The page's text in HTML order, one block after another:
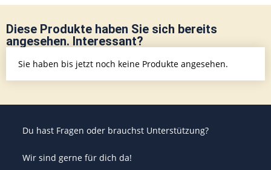
Diese Produkte haben Sie sich bereits
angesehen. Interessant?
Sie haben bis jetzt noch keine Produkte angesehen.
Du hast Fragen oder brauchst Unterstützung?
Wir sind gerne für dich da!